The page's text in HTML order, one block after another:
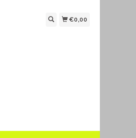
€0,00